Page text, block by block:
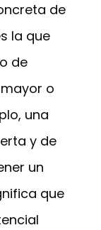
de
la que
de
o
una
y de
un
que